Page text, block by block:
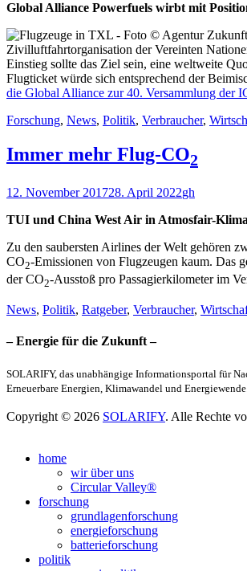
Global Alliance Powerfuels wirbt mit
Zivilluftfahrtorganisation der Vereinten
Einstieg sollte das Ziel sein, eine weltweite
Flugticket würde sich entsprechend der
die Global Alliance zur 40. Versammlung der
Kategorien
Forschung, News, Politik, Verbraucher,
Immer mehr Flug-CO2
Veröffentlicht
12. November 201728. April 2022Autor
gh
TUI und China West Air in Atmosfair-
Zu den saubersten Airlines der Welt gehören
CO2-Emissionen von Flugzeugen kaum. Das
der CO2-Ausstoß pro Passagierkilometer im
Kategorien
News, Politik, Ratgeber, Verbraucher,
– Energie für die Zukunft –
SOLARIFY, das unabhängige Informationsportal für
Erneuerbare Energien, Klimawandel und Energiewende.
Copyright © 2026 SOLARIFY. Alle Rechte
oben
scrollen
home
wir über uns
Circular Valley®
forschung
grundlagenforschung
energieforschung
batterieforschung
politik